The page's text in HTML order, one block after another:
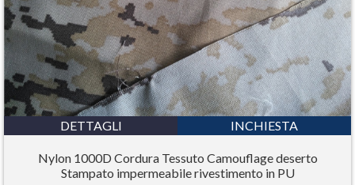
DETTAGLI INCHIESTA
Nylon 1000D Cordura Tessuto Camouflage deserto
Stampato impermeabile rivestimento in PU